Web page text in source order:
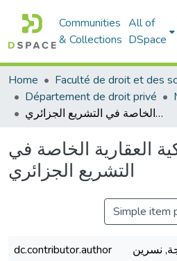
Communities
& Collections
All of
DSpace
Home
Département de droit privé
التعدي على الملكية العقارية الخاصة في التشريع الجزائري
العقارية الخاصة في
التشريع الجزائري
Simple item
dc.contributor.author
نسرين